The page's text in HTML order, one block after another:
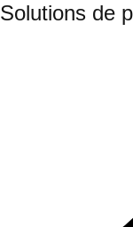
Solutions de